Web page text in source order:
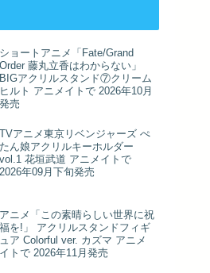
ショートアニメ「Fate/Grand
Order 藤丸立香はわからない」
BIGアクリルスタンド⑦クリーム
ヒルト アニメイトで 2026年10月
発売
TVアニメ東京リベンジャーズ ぺ
たん娘アクリルキーホルダー
vol.1 花垣武道 アニメイトで
2026年09月下旬発売
アニメ「この素晴らしい世界に祝
福を!」 アクリルスタンドフィギ
ュア Colorful ver. カズマ アニメ
イトで 2026年11月発売